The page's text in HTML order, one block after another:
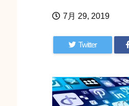
7月 29, 2019
Twitter